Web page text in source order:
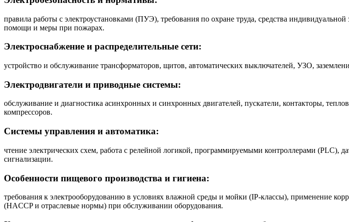
правила работы с электроустановками (ПУЭ), требования по охране труда, средства
помощи и меры при пожарах.
Электроснабжение и распределительные сети:
устройство и обслуживание трансформаторов, щитов, автоматических выключателей, УЗО,
Электродвигатели и приводные системы:
обслуживание и диагностика асинхронных и синхронных двигателей, пускатели, контакторы,
компрессоров.
Системы управления и автоматика:
чтение электрических схем, работа с релейной логикой, программируемыми контроллерами (PLC),
сигнализации.
Особенности пищевого производства и гигиена:
требования к электрооборудованию в условиях влажной среды и мойки (IP-классы), применение
(HACCP и отраслевые нормы) при обслуживании оборудования.